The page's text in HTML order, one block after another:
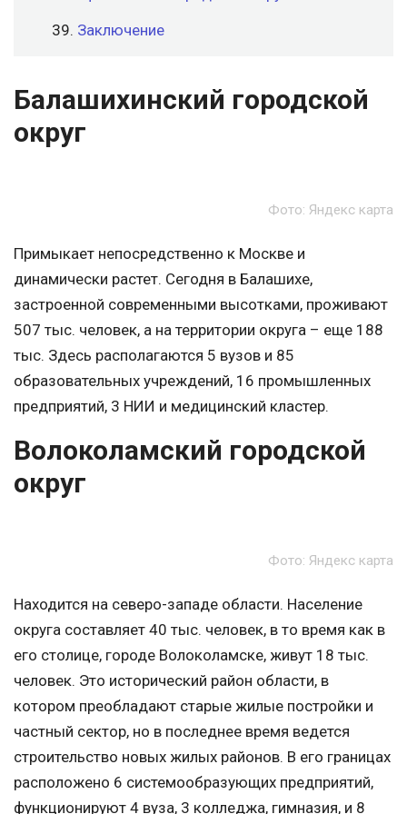
Заключение
Балашихинский городской
округ
Фото: Яндекс карта
Примыкает непосредственно к Москве и
динамически растет. Сегодня в Балашихе,
застроенной современными высотками, проживают
507 тыс. человек, а на территории округа – еще 188
тыс. Здесь располагаются 5 вузов и 85
образовательных учреждений, 16 промышленных
предприятий, 3 НИИ и медицинский кластер.
Волоколамский городской
округ
Фото: Яндекс карта
Находится на северо-западе области. Население
округа составляет 40 тыс. человек, в то время как в
его столице, городе Волоколамске, живут 18 тыс.
человек. Это исторический район области, в
котором преобладают старые жилые постройки и
частный сектор, но в последнее время ведется
строительство новых жилых районов. В его границах
расположено 6 системообразующих предприятий,
функционируют 4 вуза, 3 колледжа, гимназия, и 8